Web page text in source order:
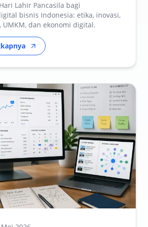
Lahir Pancasila bagi
bisnis Indonesia: etika, inovasi,
UMKM, dan ekonomi digital.